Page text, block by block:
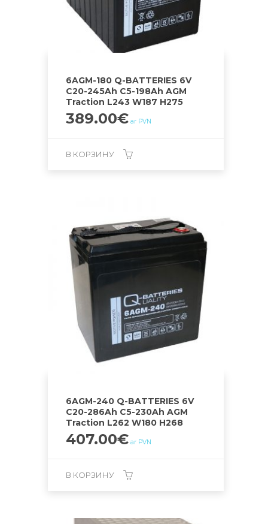
6AGM-180 Q-BATTERIES 6V
C20-245Ah C5-198Ah AGM
Traction L243 W187 H275
389.00€ ar PVN
В КОРЗИНУ
6AGM-240 Q-BATTERIES 6V
C20-286Ah C5-230Ah AGM
Traction L262 W180 H268
407.00€ ar PVN
В КОРЗИНУ